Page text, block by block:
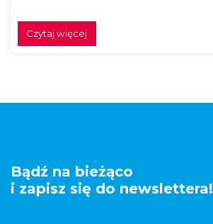
Czytaj więcej
Bądź na bieżąco
i zapisz się do newslettera!